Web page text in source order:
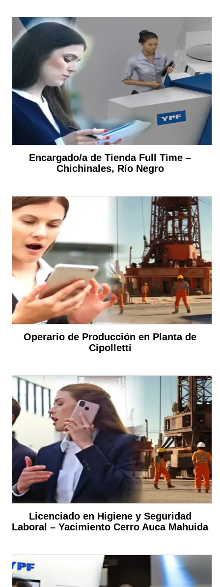
Encargado/a de Tienda Full Time –
Chichinales, Río Negro
Operario de Producción en Planta de
Cipolletti
Licenciado en Higiene y Seguridad
Laboral – Yacimiento Cerro Auca Mahuida